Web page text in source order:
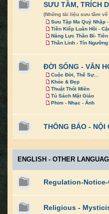
SƯU TẦM, TRÍCH
(Những tài liệu sưu tầm
Sưu Tập Ma Quỷ Nhập
Tiền Kiếp Luân Hồi -
Năng Lực Thần Bí- Tiên
Thần Linh - Tín
ĐỜI SỐNG - VĂN
Cuộc Đời, Thế Sự...
Khỏe & Đẹp
Thuật Thôi Miên
Tủ Sách Mật Giáo
Phim - Nhạc - Ảnh
THÔNG BÁO - NỘI
ENGLISH - OTHER
Regulation-
Religious -